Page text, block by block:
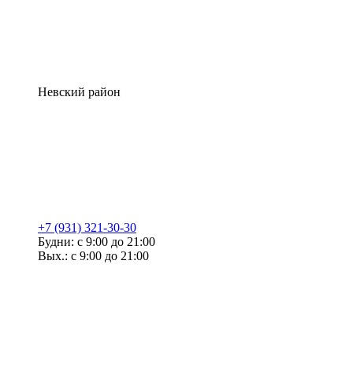
Невский район
+7 (931) 321-30-30
Будни: с 9:00 до 21:00
Вых.: с 9:00 до 21:00